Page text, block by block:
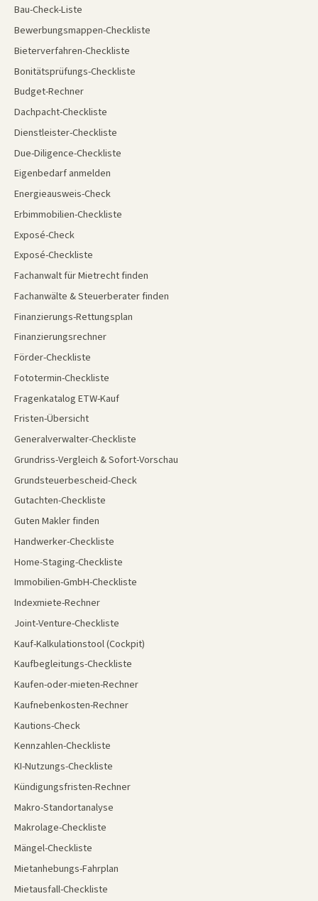
Bau-Check-Liste
Bewerbungsmappen-Checkliste
Bieterverfahren-Checkliste
Bonitätsprüfungs-Checkliste
Budget-Rechner
Dachpacht-Checkliste
Dienstleister-Checkliste
Due-Diligence-Checkliste
Eigenbedarf anmelden
Energieausweis-Check
Erbimmobilien-Checkliste
Exposé-Check
Exposé-Checkliste
Fachanwalt für Mietrecht finden
Fachanwälte & Steuerberater finden
Finanzierungs-Rettungsplan
Finanzierungsrechner
Förder-Checkliste
Fototermin-Checkliste
Fragenkatalog ETW-Kauf
Fristen-Übersicht
Generalverwalter-Checkliste
Grundriss-Vergleich & Sofort-Vorschau
Grundsteuerbescheid-Check
Gutachten-Checkliste
Guten Makler finden
Handwerker-Checkliste
Home-Staging-Checkliste
Immobilien-GmbH-Checkliste
Indexmiete-Rechner
Joint-Venture-Checkliste
Kauf-Kalkulationstool (Cockpit)
Kaufbegleitungs-Checkliste
Kaufen-oder-mieten-Rechner
Kaufnebenkosten-Rechner
Kautions-Check
Kennzahlen-Checkliste
KI-Nutzungs-Checkliste
Kündigungsfristen-Rechner
Makro-Standortanalyse
Makrolage-Checkliste
Mängel-Checkliste
Mietanhebungs-Fahrplan
Mietausfall-Checkliste